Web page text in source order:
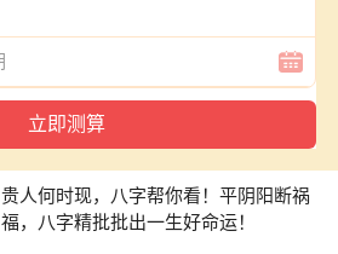
贵人何时现，八字帮你看！平阴阳断祸
福，八字精批批出一生好命运！